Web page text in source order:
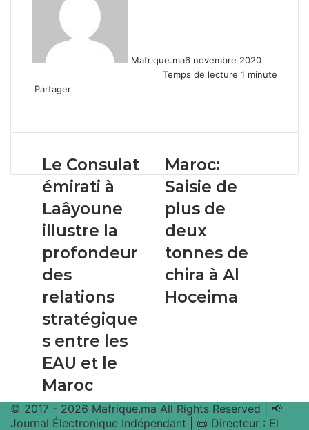
Mafrique.ma6 novembre 2020
Temps de lecture 1 minute
Partager
email
Le
Consulat
émirati
à
Laâyoune
illustre
profondeur
des
relations
stratégiques
entre
EAU
et
le
Maroc
Le Consulat
émirati à
Laâyoune
illustre la
profondeur
des
relations
stratégique
s entre les
EAU et le
Maroc
Maroc:
Saisie
de
plus
de
deux
tonnes
de
chira
à
Al
Maroc:
Saisie de
plus de
deux
tonnes de
chira à Al
Hoceima
© 2017 - 2026 Mafrique.ma All Rights Reserved | 📢
Journal Électronique Indépendant | 📜 Directeur : El